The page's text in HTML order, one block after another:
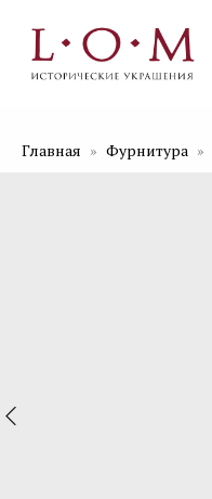
Главная Фурнитура